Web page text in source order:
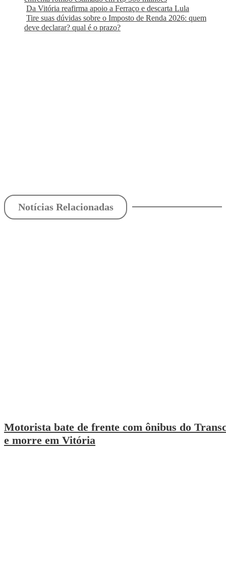
Da Vitória reafirma apoio a Ferraço e descarta Lula
Tire suas dúvidas sobre o Imposto de Renda 2026: quem
deve declarar? qual é o prazo?
Notícias Relacionadas
Motorista bate de frente com ônibus do
e morre em Vitória